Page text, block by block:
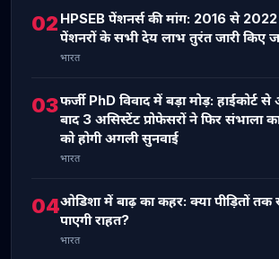
02 HPSEB पेंशनर्स की मांग: 2016 से 2022
पेंशनरों के सभी देय लाभ तुरंत जारी किए
भारत
03फर्जी PhD विवाद में बड़ा मोड़: हाईकोर्ट
बाद 3 असिस्टेंट प्रोफेसरों ने फिर संभाला
को होगी अगली सुनवाई
भारत
04ओडिशा में बाढ़ का कहर: क्या पीड़ितों
पाएगी राहत?
भारत